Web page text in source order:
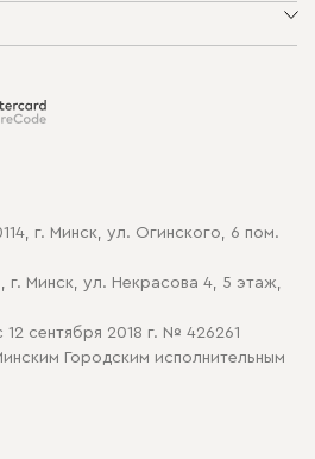
cookie
г. Минск, ул. Огинского, 6 пом.
г. Минск, ул. Некрасова 4, 5 этаж,
сентября 2018 г. № 426261
Городским исполнительным